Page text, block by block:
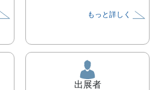
もっと詳しく
出展者